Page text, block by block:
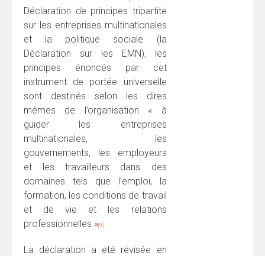
Déclaration de principes tripartite
sur les entreprises multinationales
et la politique sociale (la
Déclaration sur les EMN), les
principes énoncés par cet
instrument de portée universelle
sont destinés selon les dires
mêmes de l’organisation « à
guider les entreprises
multinationales, les
gouvernements, les employeurs
et les travailleurs dans des
domaines tels que l’emploi, la
formation, les conditions de travail
et de vie et les relations
professionnelles » [9]
La déclaration a été révisée en